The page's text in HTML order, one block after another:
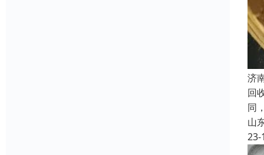
济
回
同
山
23-